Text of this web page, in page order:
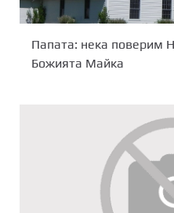
Папата: нека поверим
Божията Майка